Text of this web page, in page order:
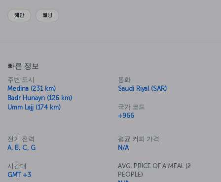
해안 웰빙
빠른 정보
주변 도시
Medina (231 km)
Badr Hunayn (126 km)
Umm Lajj (174 km)
통화
Saudi Riyal (SAR)
국가 코드
+966
전기 전력
A, B, C, G
시간대
GMT +3
평균 커피 가격
N/A
AVG. PRICE OF A MEAL (2
PEOPLE)